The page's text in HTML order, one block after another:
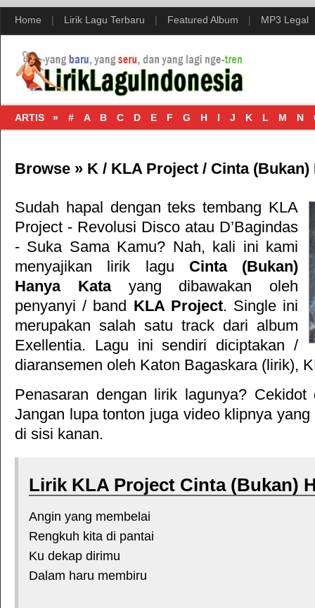
Home | Lirik Lagu Terbaru | Featured Album | MP3 Legal
ARTIS » # A B C D E F G H I J K L M N
Browse » K / KLA Project / Cinta (Bukan)
Sudah hapal dengan teks tembang KLA
Project - Revolusi Disco atau D’Bagindas
- Suka Sama Kamu? Nah, kali ini kami
menyajikan lirik lagu Cinta (Bukan)
Hanya Katayang dibawakan oleh
penyanyi / band KLA Project. Single ini
merupakan salah satu track dari album
Exellentia. Lagu ini sendiri diciptakan /
diaransemen oleh Katon Bagaskara (lirik),
Penasaran dengan lirik lagunya?
Jangan lupa tonton juga video klipnya
di sisi kanan.
Lirik KLA Project Cinta (Bukan)
Angin yang membelai
Rengkuh kita di pantai
Ku dekap dirimu
Dalam haru membiru